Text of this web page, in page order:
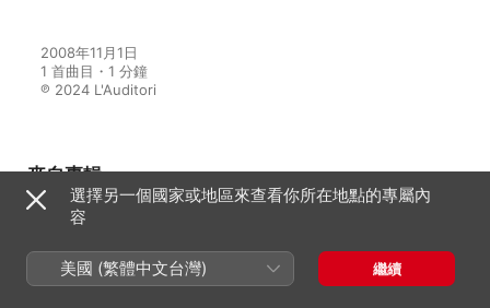
2008年11月1日
1 首曲目・1 分鐘
℗ 2024 L'Auditori
來自專輯
Mamemi... Mozart!
Ensemble Educatiu de L'Auditori
選擇另一個國家或地區來查看你所在地點的專屬內
容
美國 (繁體中文台灣) 繼續